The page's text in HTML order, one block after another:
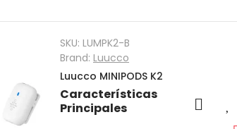
SKU: LUMPK2-B
Brand: Luucco
Luucco MINIPODS K2
Características
Principales